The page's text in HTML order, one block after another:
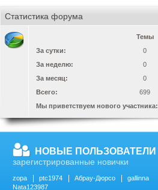
Статистика форума
Темы
За сутки:
0
За неделю:
0
За месяц:
0
Всего:
699
Мы приветствуем нового участника:
НОВЫЕ ПОЛЬЗОВАТЕЛИ
зарегистрированные новички
zopa ptc1974 Абрау-Дюрсо
gallinna
Nata123987